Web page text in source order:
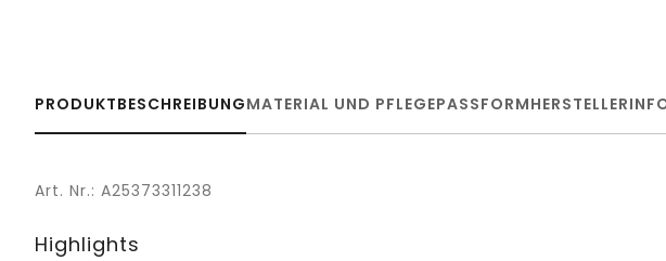
PRODUKTBESCHREIBUNGMATERIAL UND PFLEGEPASSFORM
Art. Nr.: A25373311238
Highlights